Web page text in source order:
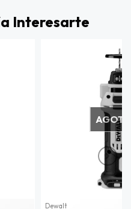
Interesarte
Dewalt